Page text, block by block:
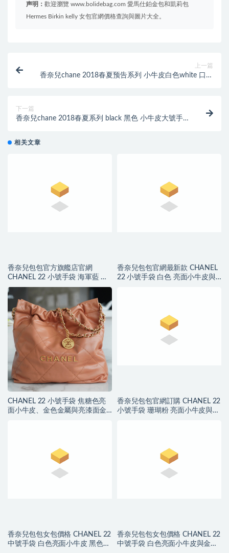
声明： 歡迎瀏覽 www.bolidebag.com 愛馬仕鉑金包和凱莉包
Hermes Birkin kelly 女包官網價格查詢與圖片大全。
上一篇
香奈兒chane 2018春夏预告系列 小牛皮白色white 口盖
下一篇
香奈兒chane 2018春夏系列 black 黑色 小牛皮大號手
相关文章
香奈兒包包官方旗艦店官網
CHANEL 22 小號手袋 海軍藍 小
牛皮與藍色金屬
香奈兒包包官網最新款 CHANEL
22 小號手袋 白色 亮面小牛皮與
CHANEL 22 小號手袋 焦糖色亮
面小牛皮、金色金屬與亮漆面金
香奈兒包包官網訂購 CHANEL 22
小號手袋 珊瑚粉 亮面小牛皮與金
香奈兒包包女包價格 CHANEL 22
中號手袋 白色亮面小牛皮 黑色
香奈兒包包女包價格 CHANEL 22
中號手袋 白色亮面小牛皮與金色